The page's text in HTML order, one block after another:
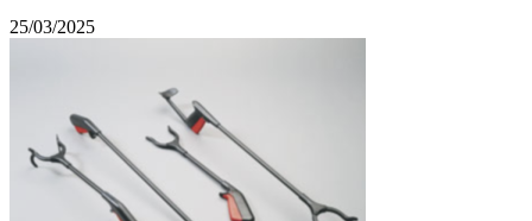
25/03/2025